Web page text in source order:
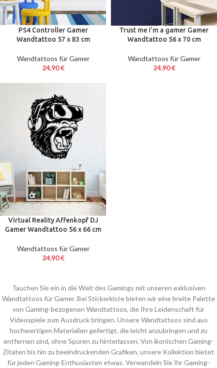
PS4 Controller Gamer
Wandtattoo 57 x 83 cm
Wandtattoos für Gamer
24,90€
Trust me i’m a gamer Gamer
Wandtattoo 56 x 70 cm
Wandtattoos für Gamer
24,90€
Virtual Reality Affenkopf DJ
Gamer Wandtattoo 56 x 66 cm
Wandtattoos für Gamer
24,90€
Tauchen Sie ein in die Welt des Gamings mit unseren exklusiven
Wandtattoos für Gamer. Bei Stickerkiste bieten wir eine breite Palette
von Gaming-bezogenen Wandtattoos, die Ihre Leidenschaft für
Videospiele zum Ausdruck bringen. Unsere Wandtattoos sind aus
hochwertigen Materialien gefertigt, die leicht anzubringen und zu
entfernen sind, ohne Spuren zu hinterlassen. Von ikonischen Gaming-
Zitaten bis hin zu beeindruckenden Grafiken, unsere Kollektion bietet
für jeden Gaming-Enthusiasten etwas. Verwandeln Sie Ihr Gaming-